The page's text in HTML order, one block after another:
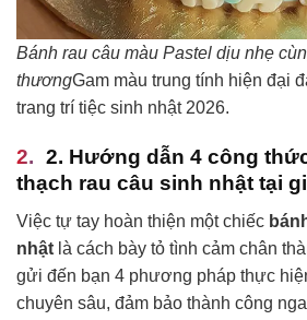
Bánh rau câu màu Pastel dịu nhẹ
thươngGam màu trung tính hiện đại
trang trí tiệc sinh nhật 2026.
2. Hướng dẫn 4 công
thạch rau câu sinh nhật tại
Việc tự tay hoàn thiện một chiếc
nhật là cách bày tỏ tình cảm chân
gửi đến bạn 4 phương pháp thực
chuyên sâu, đảm bảo thành công